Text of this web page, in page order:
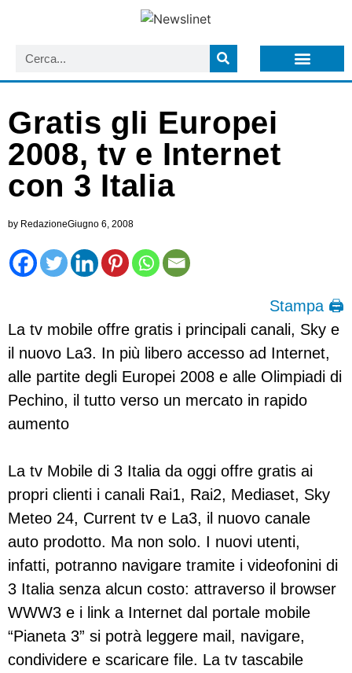
Gratis gli Europei
2008, tv e Internet
con 3 Italia
by RedazioneGiugno 6, 2008
Stampa 🖨
La tv mobile offre gratis i principali canali, Sky e
il nuovo La3. In più libero accesso ad Internet,
alle partite degli Europei 2008 e alle Olimpiadi di
Pechino, il tutto verso un mercato in rapido
aumento
La tv Mobile di 3 Italia da oggi offre gratis ai
propri clienti i canali Rai1, Rai2, Mediaset, Sky
Meteo 24, Current tv e La3, il nuovo canale
auto prodotto. Ma non solo. I nuovi utenti,
infatti, potranno navigare tramite i videofonini di
3 Italia senza alcun costo: attraverso il browser
WWW3 e i link a Internet dal portale mobile
“Pianeta 3” si potrà leggere mail, navigare,
condividere e scaricare file. La tv tascabile